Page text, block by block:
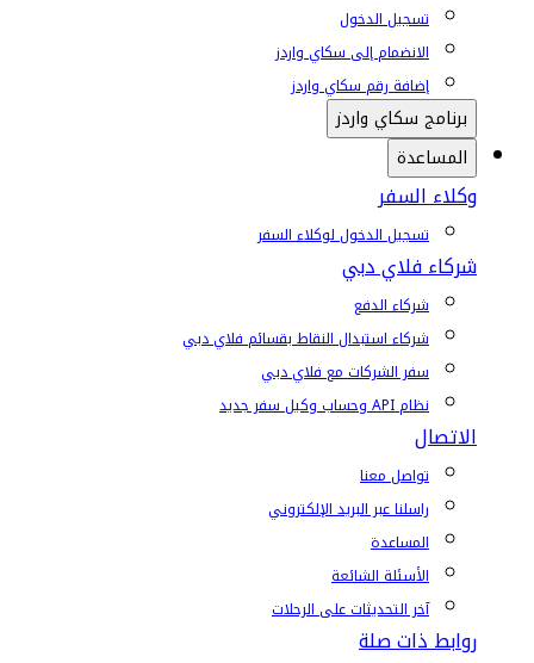
تسجيل الدخول
الانضمام إلى سكاي واردز
إضافة رقم سكاي واردز
برنامج سكاي واردز
المساعدة
وكلاء السفر
تسجيل الدخول لوكلاء السفر
شركاء فلاي دبي
شركاء الدفع
شركاء استبدال النقاط بقسائم فلاي دبي
سفر الشركات مع فلاي دبي
نظام API وحساب وكيل سفر جديد
الاتصال
تواصل معنا
راسلنا عبر البريد الإلكتروني
المساعدة
الأسئلة الشائعة
آخر التحديثات على الرحلات
روابط ذات صلة